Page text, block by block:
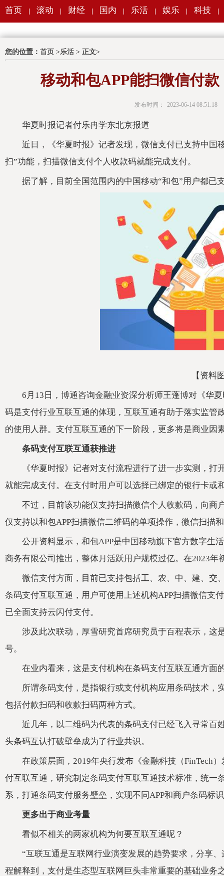
首页 滚动 财经 国内 乐活 娱乐 科技
您的位置： 首页 >乐活 > 正文>
移动和包APP能扫微信付
发布时间： 2023-06-14 08:51:18
华夏时报记者付乐冉学东北京报道
近日，《华夏时报》记者发现，微信支付已支持中国
扫”功能，扫描微信支付个人收款码就能完成支付。
据了解，目前全国范围内的中国移动“和包”用户都已
【资料
6月13日，博通咨询金融业资深分析师王蓬博对《华
码是支付行业互联互通的体现，互联互通有助于落实监管
的使用人群。支付互联互通的下一阶段，更多将是商业因
条码支付互联互通获推进
《华夏时报》记者对支付流程进行了进一步实测，
就能完成支付。在支付时用户可以选择已绑定的银行卡或
不过，目前该功能仅支持扫描微信个人收款码，向商
仅支持以和包APP扫描微信二维码的单项操作，微信扫描
公开资料显示，和包APP是中国移动旗下官方数字生
商务有限公司推出，整体月活跃用户规模过亿。在2023
微信支付方面，目前已支持包括工、农、中、建、交
条码支付互联互通，用户可使用上述机构APP扫描微信支
已全面支持云闪付支付。
涉及此次联动，厚雪研究首席研究员于百程表示，这
号。
在业内看来，这是支付机构在条码支付互联互通方面
所谓条码支付，是指银行或支付机构应用条码技术
包括付款扫码和收款扫码两种方式。
近几年，以二维码为代表的条码支付已经飞入寻常百
头条码互认打破壁垒成为了行业共识。
在政策层面，2019年央行发布《金融科技（FinTech
付互联互通，研究制定条码支付互联互通技术标准，统一
系，打通条码支付服务壁垒，实现不同APP和商户条码标
更多出于商业考量
看似不相关的两家机构为何要互联互通呢？
“互联互通是互联网行业演变发展的趋势要求，分享
程解释到，支付是生态型互联网巨头非常重要的基础业务